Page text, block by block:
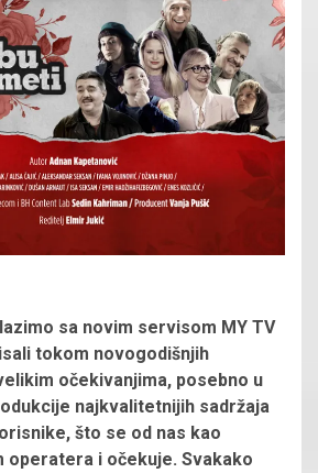
sa novim servisom MY TV
tokom novogodišnjih
očekivanjima, posebno u
najkvalitetnijih sadržaja
što se od nas kao
operatera i očekuje. Svakako